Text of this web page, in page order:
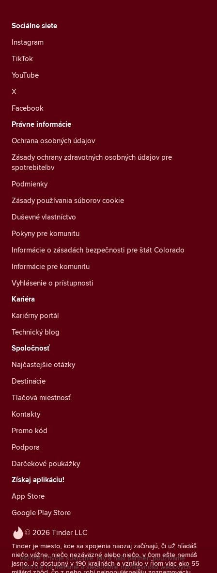
© 2026 Tinder LLC
Tinder je miesto, kde sa spojenia naozaj začínajú, či už hľadáš
niečo vážne, niečo nezáväzné alebo niečo, v čom ešte nemáš
jasno. Je dostupný v 190 krajinách a vzniklo v ňom viac ako 55
Sociálne siete
Instagram
TikTok
YouTube
X
Facebook
Právne informácie
Ochrana osobných údajov
Zásady ochrany zdravotných osobných údajov pre
spotrebiteľov
Podmienky
Zásady používania súborov cookie
Duševné vlastníctvo
Pokyny pre komunitu
Informácie o zásadách bezpečnosti pre štát Colorado
Informácie pre komunitu
Vyhlásenie o prístupnosti
Kariéra
Kariérny portál
Technický blog
Spoločnosť
Najčastejšie otázky
Destinácie
Tlačová miestnosť
Kontakty
Promo kód
Podpora
Darčekové poukážky
Získaj aplikáciu!
App Store
Google Play Store
Vážime si tvoje súkromie. My a naši partneri používame
nástroje na meranie a sledovanie návštevnosti webových